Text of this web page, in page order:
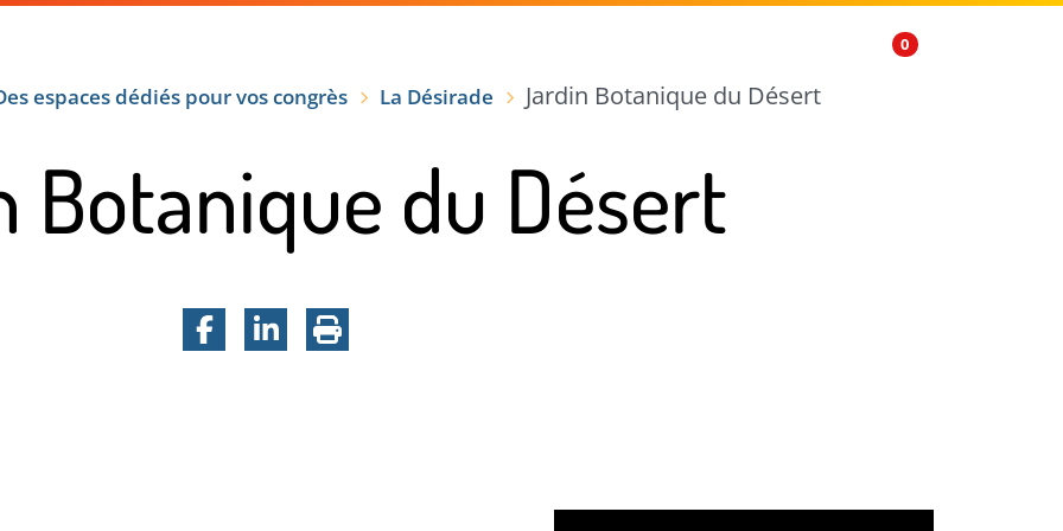
0
espaces dédiés pour vos congrès La Désirade Jardin Botanique du Désert
Botanique du Désert
Facebook
LinkedInImprimer la page